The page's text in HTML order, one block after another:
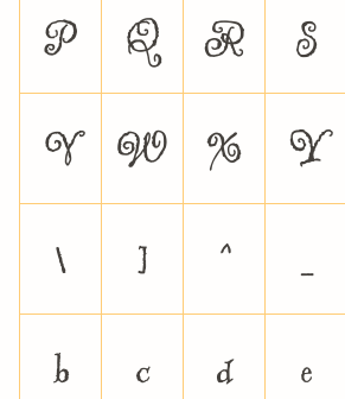
P
Q R S
V
W X Y
\
] ^ _
b
c d e